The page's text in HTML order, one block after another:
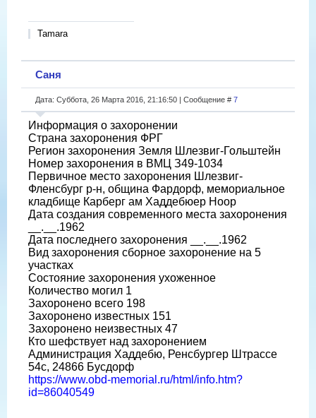
Tamara
Саня
Дата: Суббота, 26 Марта 2016, 21:16:50 | Сообщение # 7
Информация о захоронении
Страна захоронения ФРГ
Регион захоронения Земля Шлезвиг-Гольштейн
Номер захоронения в ВМЦ З49-1034
Первичное место захоронения Шлезвиг-
Фленсбург р-н, община Фардорф, мемориальное
кладбище Карберг ам Хаддебюер Ноор
Дата создания современного места захоронения
__.__.1962
Дата последнего захоронения __.__.1962
Вид захоронения сборное захоронение на 5
участках
Состояние захоронения ухоженное
Количество могил 1
Захоронено всего 198
Захоронено известных 151
Захоронено неизвестных 47
Кто шефствует над захоронением
Администрация Хаддебю, Ренсбургер Штрассе
54с, 24866 Бусдорф
https://www.obd-memorial.ru/html/info.htm?
id=86040549